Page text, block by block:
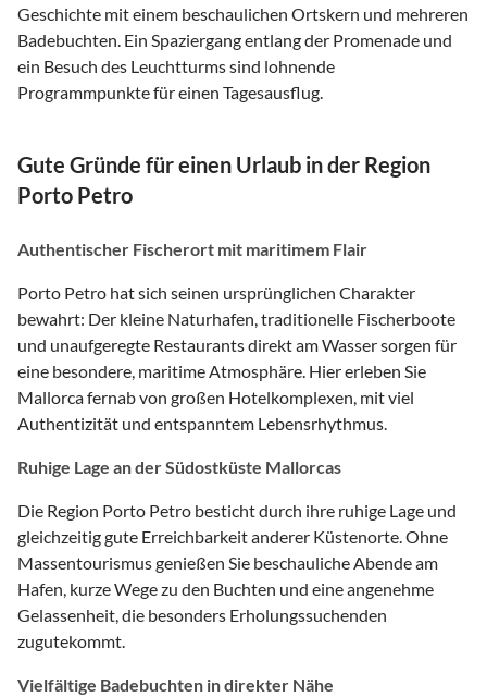
Geschichte mit einem beschaulichen Ortskern und mehreren
Badebuchten. Ein Spaziergang entlang der Promenade und
ein Besuch des Leuchtturms sind lohnende
Programmpunkte für einen Tagesausflug.
Gute Gründe für einen Urlaub in der Region
Porto Petro
Authentischer Fischerort mit maritimem Flair
Porto Petro hat sich seinen ursprünglichen Charakter
bewahrt: Der kleine Naturhafen, traditionelle Fischerboote
und unaufgeregte Restaurants direkt am Wasser sorgen für
eine besondere, maritime Atmosphäre. Hier erleben Sie
Mallorca fernab von großen Hotelkomplexen, mit viel
Authentizität und entspanntem Lebensrhythmus.
Ruhige Lage an der Südostküste Mallorcas
Die Region Porto Petro besticht durch ihre ruhige Lage und
gleichzeitig gute Erreichbarkeit anderer Küstenorte. Ohne
Massentourismus genießen Sie beschauliche Abende am
Hafen, kurze Wege zu den Buchten und eine angenehme
Gelassenheit, die besonders Erholungssuchenden
zugutekommt.
Vielfältige Badebuchten in direkter Nähe